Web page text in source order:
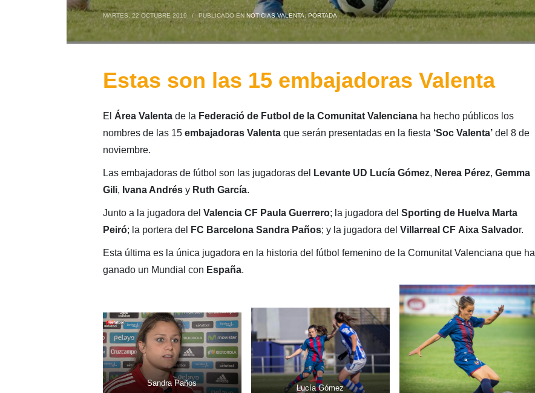
MARTES, 22 OCTUBRE 2019 / PUBLICADO EN NOTICIAS VALENTA, PORTADA
Estas son las 15 embajadoras Valenta
El Área Valentade la Federació de Futbol de la Comunitat Valencianaha hecho públicos los
nombres de las 15 embajadoras Valentaque serán presentadas en la fiesta ‘Soc Valenta’del 8 de
noviembre.
Las embajadoras de fútbol son las jugadoras del Levante UD Lucía Gómez, Nerea Pérez, Gemma
Gili, Ivana Andrés y Ruth García.
Junto a la jugadora del Valencia CF Paula Guerrero; la jugadora del Sporting de Huelva Marta
Peiró; la portera del FC Barcelona Sandra Paños; y la jugadora del Villarreal CF Aixa Salvador.
Esta última es la única jugadora en la historia del fútbol femenino de la Comunitat Valenciana que ha
ganado un Mundial con España.
Sandra Paños
Lucía Gómez